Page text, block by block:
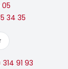
34 35
91 93